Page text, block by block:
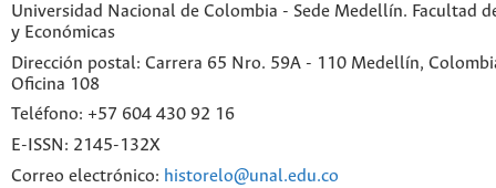
Universidad Nacional de Colombia - Sede Medellín. Facultad
y Económicas
Dirección postal: Carrera 65 Nro. 59A - 110 Medellín,
Oficina 108
Teléfono: +57 604 430 92 16
E-ISSN: 2145-132X
Correo electrónico: historelo@unal.edu.co